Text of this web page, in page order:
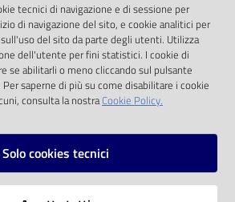
previste dalla direttiva
CE e dal d.lgs. 36/2006
tecnici di navigazione e di sessione per
di navigazione del sito, e cookie analitici per
del sito da parte degli utenti. Utilizza
dell'utente per fini statistici. I cookie di
se abilitarli o meno cliccando sul pulsante
saperne di più su come disabilitare i cookie
consulta la nostraCookie Policy.
Solo cookies tecnici